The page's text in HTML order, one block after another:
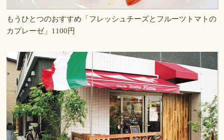
もうひとつのおすすめ「フレッシュチーズとフルーツトマトの
カプレーゼ」1100円